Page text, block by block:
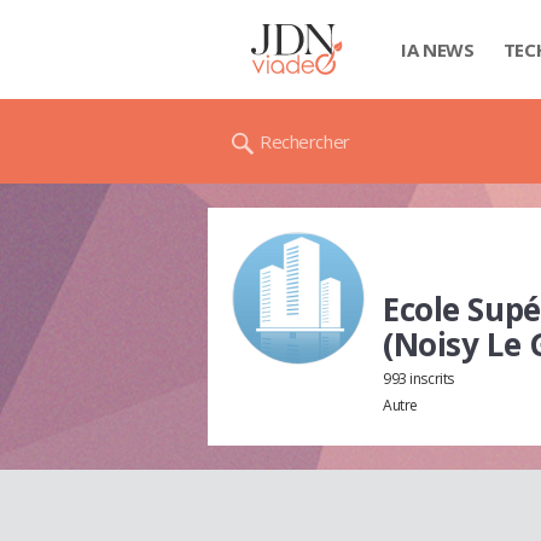
IA NEWS
Rechercher
Ecole
(Noisy Le
993 inscrits
Autre